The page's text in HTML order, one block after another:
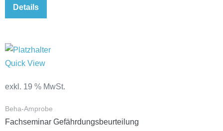
Details
Quick View
exkl. 19 % MwSt.
Beha-Amprobe
Fachseminar Gefährdungsbeurteilung